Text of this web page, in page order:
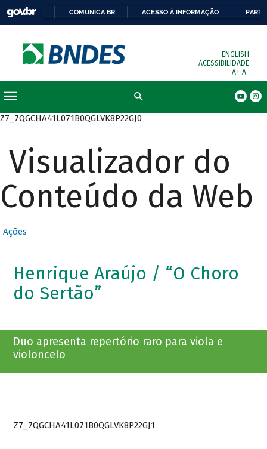
COMUNICA BR ACESSO À INFORMAÇÃO
ENGLISH
ACESSIBILIDADE
A+ A-
Z7_7QGCHA41L071B0QGLVK8P22GJ0
Visualizador do
Conteúdo da Web
Ações
Henrique Araújo / “O Choro
do Sertão”
Duo apresenta repertório raro para viola e
violoncelo
Z7_7QGCHA41L071B0QGLVK8P22GJ1